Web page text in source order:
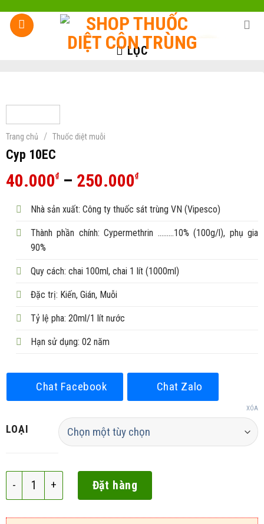
Skip
LỌC
Trang chủ / Thuốc diệt muỗi
Cyp 10EC
40.000₫ – 250.000₫Khoảng
từ
40.000₫
250.000₫
Nhà sản xuất: Công ty thuốc sát trùng VN (Vipesco)
Thành phần chính: Cypermethrin ………10% (100g/l), phụ gia
90%
Quy cách: chai 100ml, chai 1 lít (1000ml)
Đặc trị: Kiến, Gián, Muỗi
Tỷ lệ pha: 20ml/1 lít nước
Hạn sử dụng: 02 năm
Chat Facebook Chat Zalo
LOẠI
XÓA
Cyp 10EC số lượng
Đặt hàng